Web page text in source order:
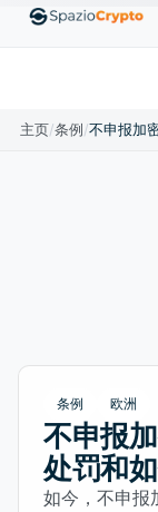
↑1.10% EthereumETH
主页/条例/
条例 欧洲
不申报
处罚和
如今，不申报